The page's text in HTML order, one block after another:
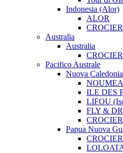
Indonesia (Alor)
ALOR
Australia
Australia
Pacifico Australe
Nuova Caledonia
NOUMEA
ILE DES
LIFOU
FLY &
Papua Nuova